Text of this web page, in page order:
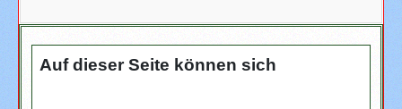
Auf dieser Seite können sich